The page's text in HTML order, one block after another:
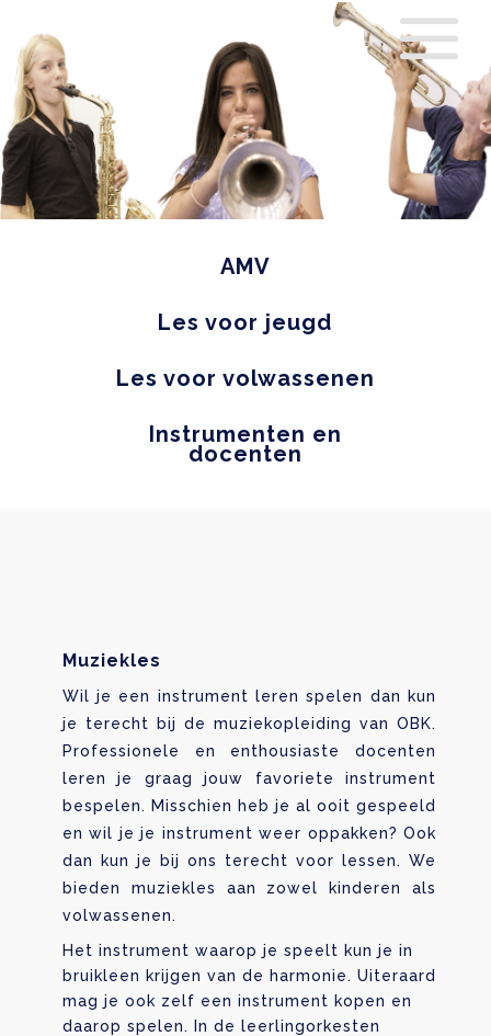
AMV
Les voor jeugd
Les voor volwassenen
Instrumenten en
docenten
Muziekles
Wil je een instrument leren spelen dan kun
je terecht bij de muziekopleiding van OBK.
Professionele en enthousiaste docenten
leren je graag jouw favoriete instrument
bespelen. Misschien heb je al ooit gespeeld
en wil je je instrument weer oppakken? Ook
dan kun je bij ons terecht voor lessen. We
bieden muziekles aan zowel kinderen als
volwassenen.
Het instrument waarop je speelt kun je in
bruikleen krijgen van de harmonie. Uiteraard
mag je ook zelf een instrument kopen en
daarop spelen. In de leerlingorkesten